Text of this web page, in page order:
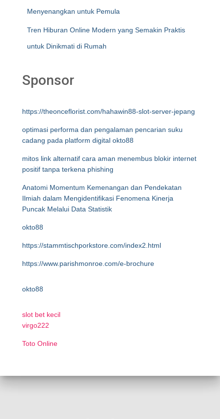
Menyenangkan untuk Pemula
Tren Hiburan Online Modern yang Semakin Praktis
untuk Dinikmati di Rumah
Sponsor
https://theonceflorist.com/hahawin88-slot-server-jepang
optimasi performa dan pengalaman pencarian suku
cadang pada platform digital okto88
mitos link alternatif cara aman menembus blokir internet
positif tanpa terkena phishing
Anatomi Momentum Kemenangan dan Pendekatan
Ilmiah dalam Mengidentifikasi Fenomena Kinerja
Puncak Melalui Data Statistik
okto88
https://stammtischporkstore.com/index2.html
https://www.parishmonroe.com/e-brochure
okto88
slot bet kecil
virgo222
Toto Online